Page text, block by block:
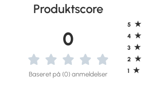
Produktscore
0
Baseret på (0) anmeldelser
5 ★
4 ★
3 ★
2 ★
1 ★